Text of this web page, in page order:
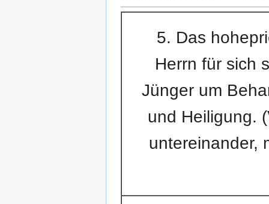
5. Das
Herrn für sich
Jünger um
und Heiligung.
untereinander,